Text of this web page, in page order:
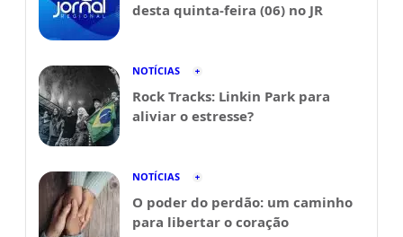
desta quinta-feira (06) no JR
NOTÍCIAS
Rock Tracks: Linkin Park para
aliviar o estresse?
NOTÍCIAS
O poder do perdão: um caminho
para libertar o coração